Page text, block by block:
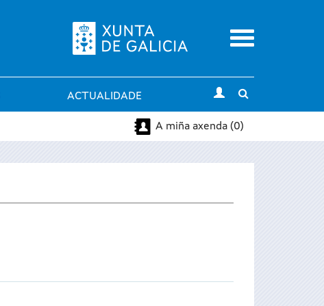
Menu
ACTUALIDADE
search
A miña axenda (0)